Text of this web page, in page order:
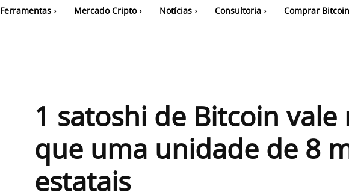
Ferramentas Mercado Cripto Notícias Consultoria Comprar Bitcoin
1 satoshi de Bitcoin vale
que uma unidade de 8
estatais